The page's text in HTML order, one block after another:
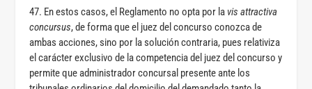
47. En estos casos, el Reglamento no opta por la vis attractiva
concursus, de forma que el juez del concurso conozca de
ambas acciones, sino por la solución contraria, pues relativiza
el carácter exclusivo de la competencia del juez del concurso y
permite que administrador concursal presente ante los